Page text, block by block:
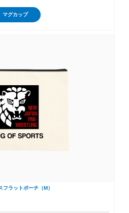
マグカップ
ラットポーチ（M）